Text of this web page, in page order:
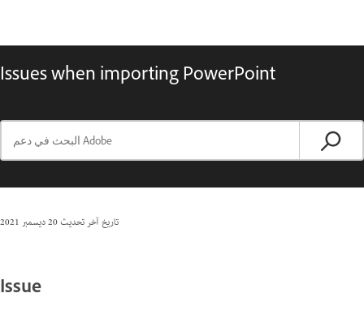
Issues when importing PowerPoint
تاريخ آخر تحديث20 ديسمبر 2021
Issue